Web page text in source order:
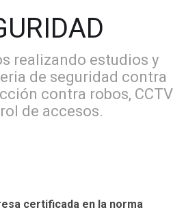
realizando estudios y
de seguridad contra
contra robos, CCTV
de accesos.
certificada en la norma